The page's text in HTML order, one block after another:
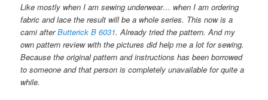
Like mostly when I am sewing underwear… when I am ordering
fabric and lace the result will be a whole series. This now is a
cami afterButterick B 6031. Already tried the pattern. And my
own pattern review with the pictures did help me a lot for sewing.
Because the original pattern and instructions has been borrowed
to someone and that person is completely unavailable for quite a
while.